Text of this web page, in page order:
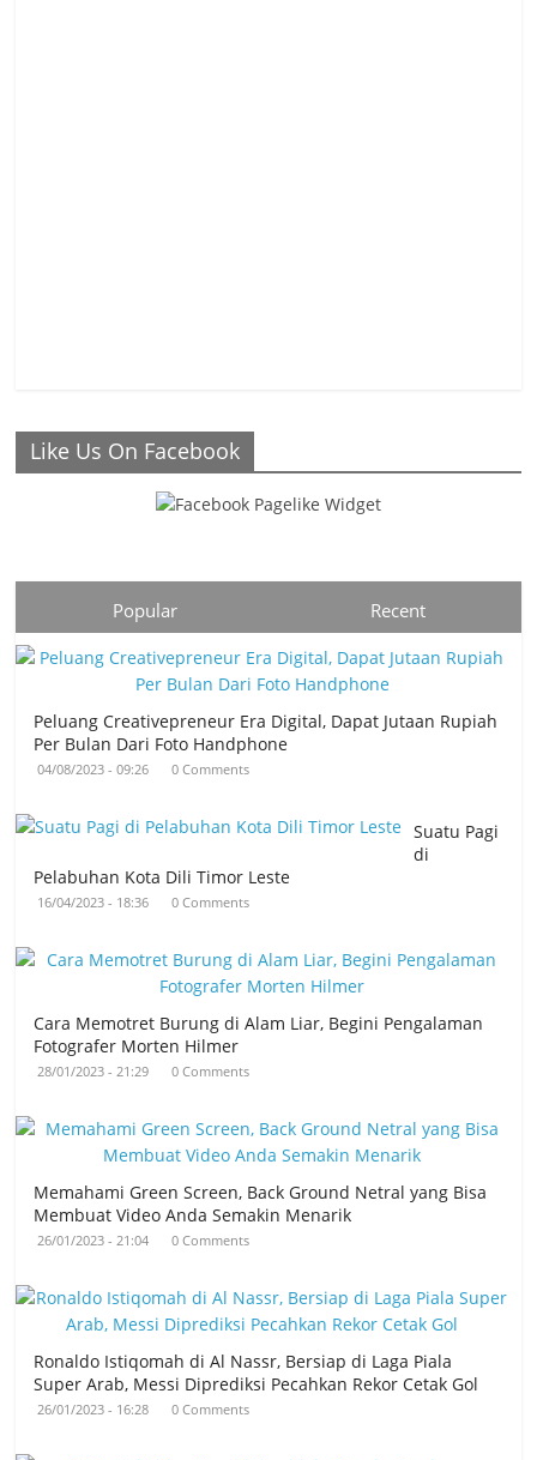
Like Us On Facebook
Popular Recent
Peluang Creativepreneur Era Digital, Dapat Jutaan Rupiah
Per Bulan Dari Foto Handphone
04/08/2023 - 09:26 0 Comments
Suatu Pagi
di
Pelabuhan Kota Dili Timor Leste
16/04/2023 - 18:36 0 Comments
Cara Memotret Burung di Alam Liar, Begini Pengalaman
Fotografer Morten Hilmer
28/01/2023 - 21:29 0 Comments
Memahami Green Screen, Back Ground Netral yang Bisa
Membuat Video Anda Semakin Menarik
26/01/2023 - 21:04 0 Comments
Ronaldo Istiqomah di Al Nassr, Bersiap di Laga Piala
Super Arab, Messi Diprediksi Pecahkan Rekor Cetak Gol
26/01/2023 - 16:28 0 Comments